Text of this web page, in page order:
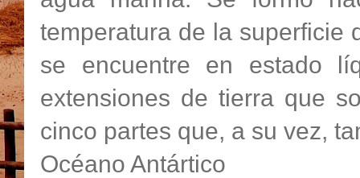
temperatura de la superficie
se encuentre en estado
extensiones de tierra que
cinco partes que, a su vez,
Océano Antártico